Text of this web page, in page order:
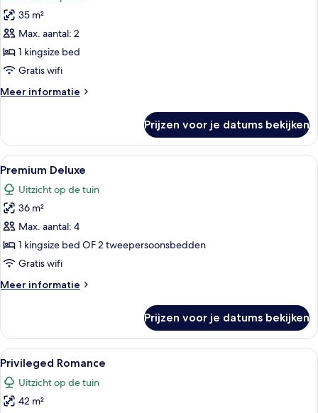
Privileged
Superior
Ocean
View
35 m²
Max. aantal: 2
1 kingsize bed
Gratis wifi
Meer informatie
Meer
Superior
Ocean
View
Prijzen voor je datums bekijken
Alle
foto's
voor
Premium
Deluxe
laden
Een slaapkamer met een bed, een
6
Premium Deluxe
Uitzicht op de tuin
36 m²
Max. aantal: 4
1 kingsize bed OF 2 tweepersoonsbedden
Gratis wifi
Meer informatie
Meer
Deluxe
Prijzen voor je datums bekijken
Alle
foto's
voor
Privileged
Een hotelkamer met een bed, een
4
Privileged Romance
Uitzicht op de tuin
42 m²